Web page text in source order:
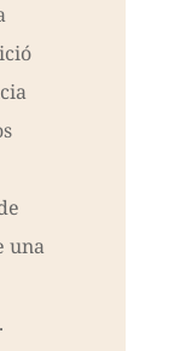
una